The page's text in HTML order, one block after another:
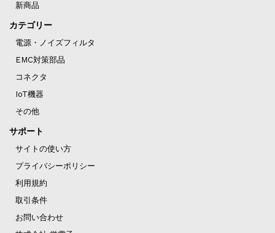
新商品
カテゴリー
電源・ノイズフィルタ
EMC対策部品
コネクタ
IoT機器
その他
サポート
サイトの使い方
プライバシーポリシー
利用規約
取引条件
お問い合わせ